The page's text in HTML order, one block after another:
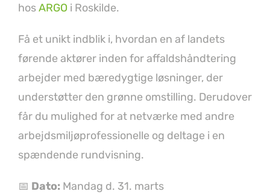
hosARGO i Roskilde.
Få et unikt indblik i, hvordan en af landets
førende aktører inden for affaldshåndtering
arbejder med bæredygtige løsninger, der
understøtter den grønne omstilling. Derudover
får du mulighed for at netværke med andre
arbejdsmiljøprofessionelle og deltage i en
spændende rundvisning.
📅 Dato: Mandag d. 31. marts